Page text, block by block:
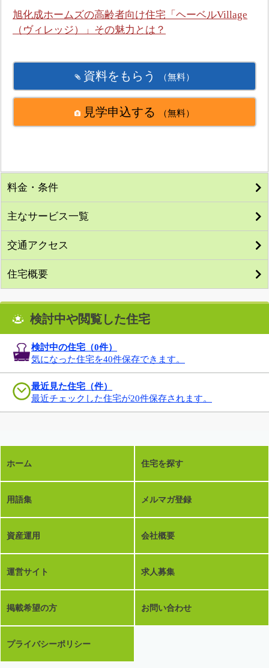
旭化成ホームズの高齢者向け住宅「ヘーベルVillage
（ヴィレッジ）」その魅力とは？
資料をもらう （無料）
見学申込する （無料）
料金・条件
主なサービス一覧
交通アクセス
住宅概要
検討中や閲覧した住宅
検討中の住宅（0件）
気になった住宅を40件保存できます。
最近見た住宅（件）
最近チェックした住宅が20件保存されます。
ホーム 住宅を探す
用語集 メルマガ登録
資産運用 会社概要
運営サイト 求人募集
掲載希望の方 お問い合わせ
プライバシーポリシー